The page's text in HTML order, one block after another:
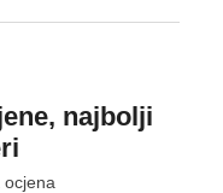
najbolji
ocjena